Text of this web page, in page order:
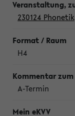
230124
H4
A-Termin